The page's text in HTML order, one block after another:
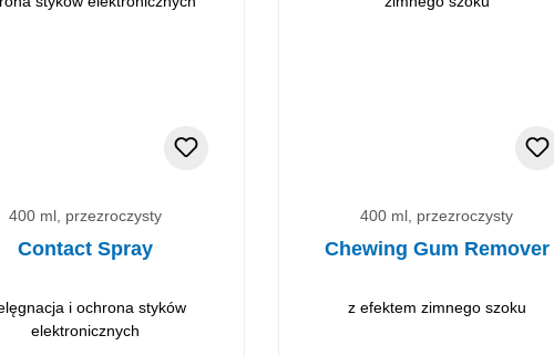
400 ml, przezroczysty
Contact Spray
i ochrona styków
elektronicznych
400 ml, przezroczysty
Chewing Gum Remover
z efektem zimnego szoku